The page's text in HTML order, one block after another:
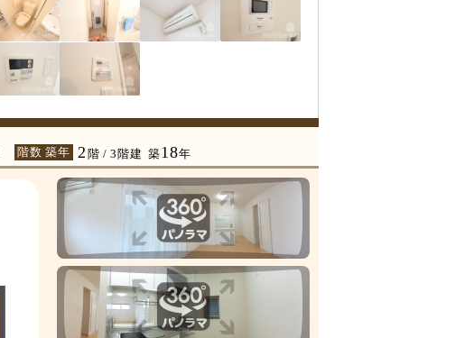
階数 築年 2 階 / 3階建 築18年